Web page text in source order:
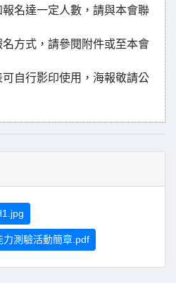
名達一定人數，請與本會聯
方式，請參閱附件或至本會
自行影印使用，海報敬請公
力測驗活動簡章.pdf